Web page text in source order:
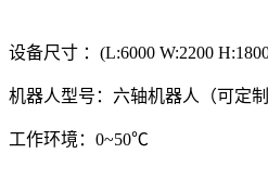
设备尺寸 ：(L:6000 W:2200
机器人型号：六轴机器人（可定制
工作环境：0~50℃